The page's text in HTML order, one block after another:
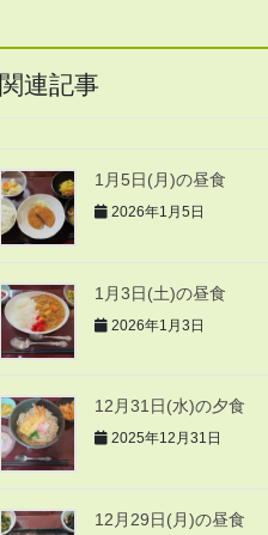
関連記事
1月5日(月)の昼食
2026年1月5日
1月3日(土)の昼食
2026年1月3日
12月31日(水)の夕食
2025年12月31日
12月29日(月)の昼食